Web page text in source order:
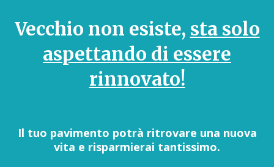
Vecchio non esiste, sta solo
aspettando di essere
rinnovato!
Il tuo pavimento potrà ritrovare una nuova
vita e risparmierai tantissimo.